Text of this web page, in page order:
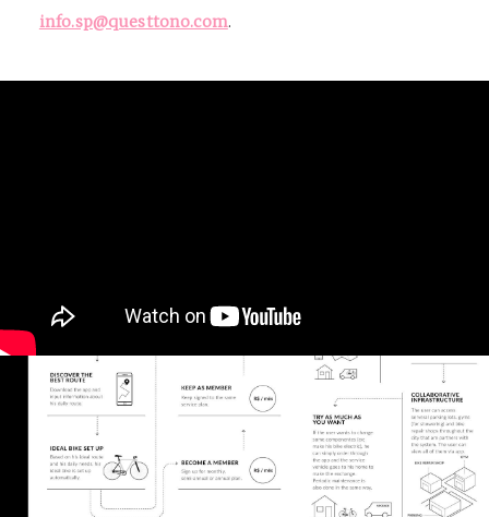
info.sp@questtono.com.